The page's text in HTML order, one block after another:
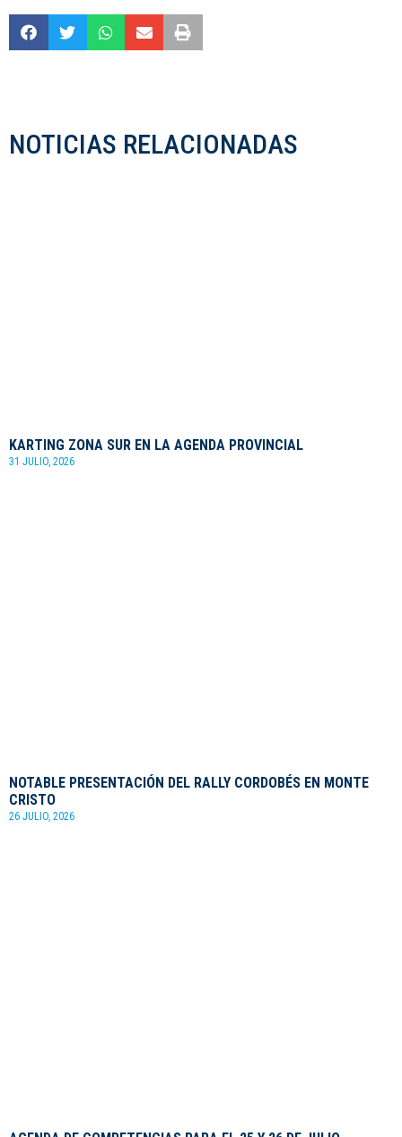
NOTICIAS RELACIONADAS
KARTING ZONA SUR EN LA AGENDA PROVINCIAL
31 JULIO, 2026
NOTABLE PRESENTACIÓN DEL RALLY CORDOBÉS EN MONTE
CRISTO
26 JULIO, 2026